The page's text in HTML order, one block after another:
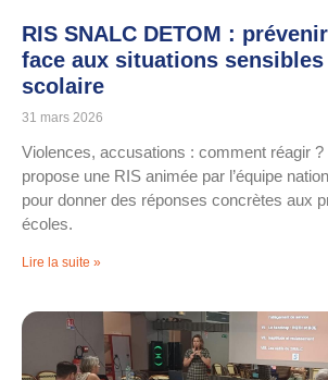
RIS SNALC DETOM :
face aux situations
scolaire
31 mars 2026
Violences, accusations : comment réagir ?
propose une RIS animée par l’équipe
pour donner des réponses concrètes aux
écoles.
Lire la suite »